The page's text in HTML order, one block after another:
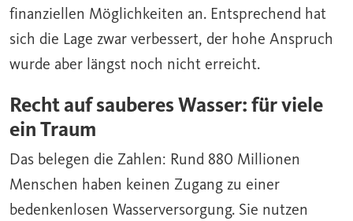
finanziellen Möglichkeiten an. Entsprechend hat
sich die Lage zwar verbessert, der hohe Anspruch
wurde aber längst noch nicht erreicht.
Recht auf sauberes Wasser: für viele
ein Traum
Das belegen die Zahlen: Rund 880 Millionen
Menschen haben keinen Zugang zu einer
bedenkenlosen Wasserversorgung. Sie nutzen